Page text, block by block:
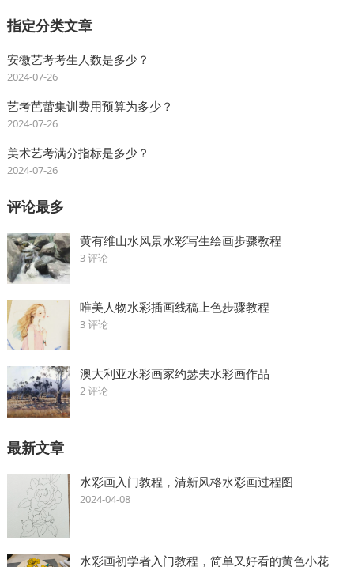
指定分类文章
安徽艺考考生人数是多少？
2024-07-26
艺考芭蕾集训费用预算为多少？
2024-07-26
美术艺考满分指标是多少？
2024-07-26
评论最多
黄有维山水风景水彩写生绘画步骤教程
3 评论
唯美人物水彩插画线稿上色步骤教程
3 评论
澳大利亚水彩画家约瑟夫水彩画作品
2 评论
最新文章
水彩画入门教程，清新风格水彩画过程图
2024-04-08
水彩画初学者入门教程，简单又好看的黄色小花